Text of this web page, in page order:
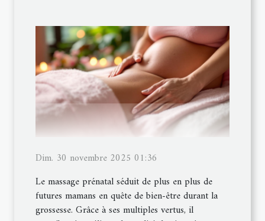
Dim. 30 novembre 2025 01:36
Le massage prénatal séduit de plus en plus de
futures mamans en quête de bien-être durant la
grossesse. Grâce à ses multiples vertus, il